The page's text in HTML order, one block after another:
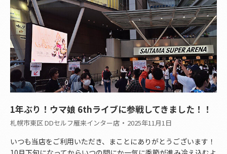
1年ぶり！ウマ娘 6thライブに参戦してきました！！
札幌市東区 DDセルフ雁来インター店 2025年11月1日
いつも当店をご利用いただき、まことにありがとうございます！